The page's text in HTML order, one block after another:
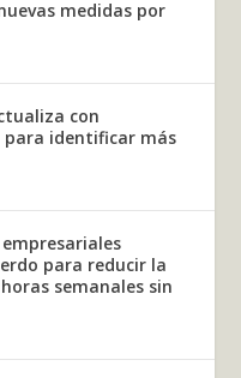
medidas por
con
identificar más
para reducir la
semanales sin